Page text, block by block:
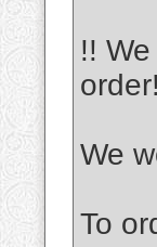
!!️
We
To